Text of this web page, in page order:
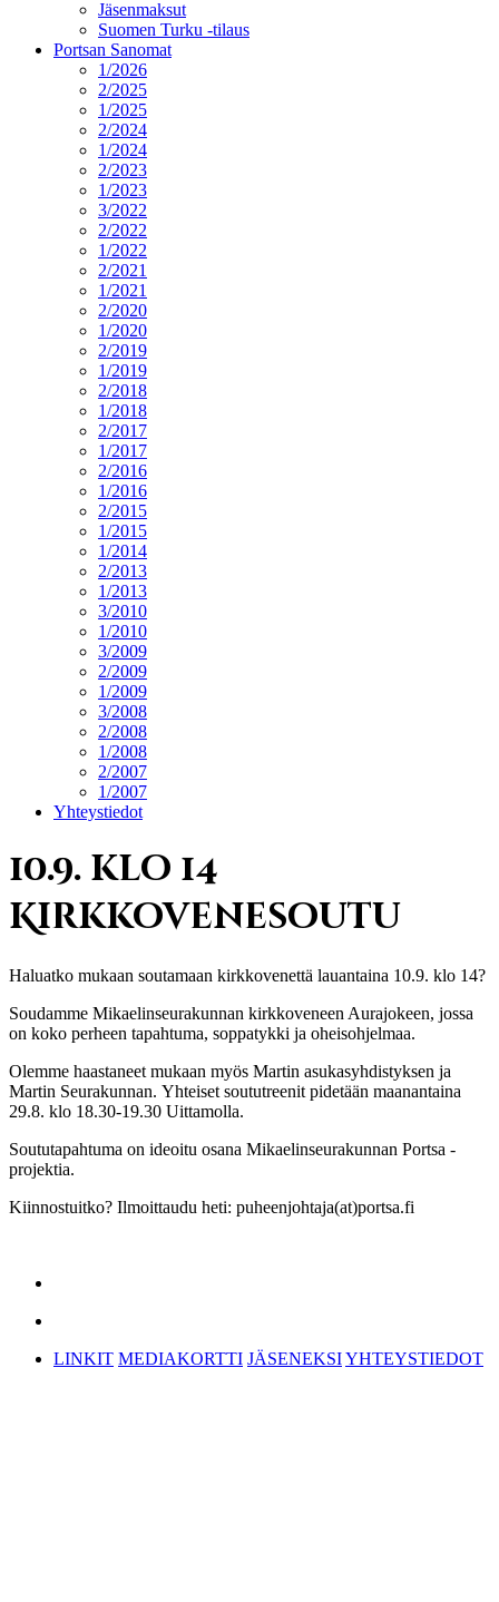
Jäsenmaksut
Suomen Turku -tilaus
Portsan Sanomat
1/2026
2/2025
1/2025
2/2024
1/2024
2/2023
1/2023
3/2022
2/2022
1/2022
2/2021
1/2021
2/2020
1/2020
2/2019
1/2019
2/2018
1/2018
2/2017
1/2017
2/2016
1/2016
2/2015
1/2015
1/2014
2/2013
1/2013
3/2010
1/2010
3/2009
2/2009
1/2009
3/2008
2/2008
1/2008
2/2007
1/2007
Yhteystiedot
10.9. klo 14
Kirkkovenesoutu
Haluatko mukaan soutamaan kirkkovenettä lauantaina 10.9. klo 14?
Soudamme Mikaelinseurakunnan kirkkoveneen Aurajokeen, jossa
on koko perheen tapahtuma, soppatykki ja oheisohjelmaa.
Olemme haastaneet mukaan myös Martin asukasyhdistyksen ja
Martin Seurakunnan. Yhteiset soututreenit pidetään maanantaina
29.8. klo 18.30-19.30 Uittamolla.
Soututapahtuma on ideoitu osana Mikaelinseurakunnan Portsa -
projektia.
Kiinnostuitko? Ilmoittaudu heti: puheenjohtaja(at)portsa.fi
LINKIT MEDIAKORTTI JÄSENEKSIYHTEYSTIEDOT